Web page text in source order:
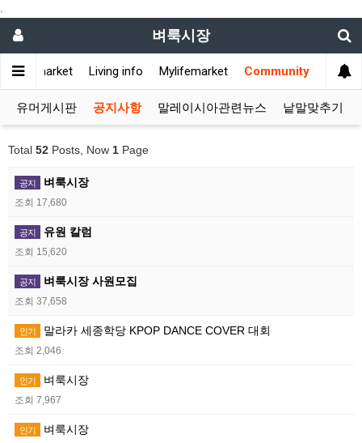
.
벼룩시장
Flea market Living info Mylifemarket Community
유머게시판 공지사항 말레이시아관련뉴스 낱말맞추기
Total 52 Posts, Now 1 Page
공지 벼룩시장
조회 17,680
공지 유원 칼럼
조회 15,620
공지 벼룩시장 사원모집
조회 37,658
인기 말라카 세종학당 KPOP DANCE COVER 대회
조회 2,046
인기 벼룩시장
조회 7,967
인기 벼룩시장